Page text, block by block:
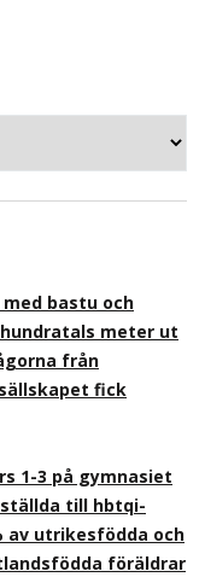
bastu och
meter ut
från
fick
1-3 på gymnasiet
till hbtqi-
av utrikesfödda och
föräldrar